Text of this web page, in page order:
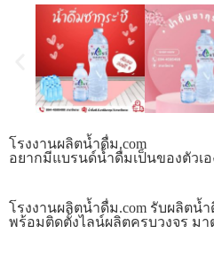
โรงงานผลิตน้ำดื่ม.com
อยากมีแบรนด์น้ำดื่มเป็นของตัวเ
โรงงานผลิตน้ำดื่ม.com รับผลิตน้
พร้อมติดตั้งไลน์ผลิตครบวงจร มา